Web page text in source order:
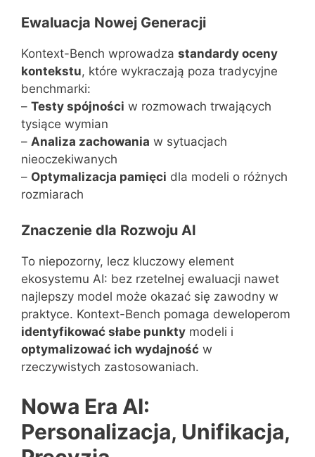
Ewaluacja Nowej Generacji
Kontext-Bench wprowadza standardy oceny
kontekstu, które wykraczają poza tradycyjne
benchmarki:
– Testy spójności w rozmowach trwających
tysiące wymian
– Analiza zachowania w sytuacjach
nieoczekiwanych
– Optymalizacja pamięci dla modeli o różnych
rozmiarach
Znaczenie dla Rozwoju AI
To niepozorny, lecz kluczowy element
ekosystemu AI: bez rzetelnej ewaluacji nawet
najlepszy model może okazać się zawodny w
praktyce. Kontext-Bench pomaga deweloperom
identyfikować słabe punkty modeli i
optymalizować ich wydajność w
rzeczywistych zastosowaniach.
Nowa Era AI:
Personalizacja, Unifikacja,